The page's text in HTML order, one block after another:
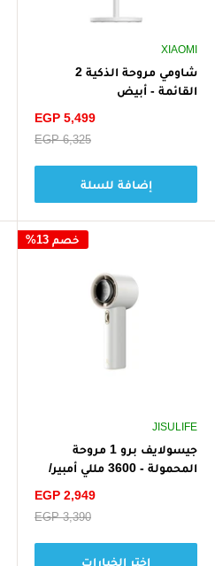
XIAOMI
شاومي مروحة الذكية 2
القائمة - أبيض
سعر
EGP 5,499
سعر
EGP 6,325
إضافة للسلة
خصم 13%
JISULIFE
جيسولايف برو 1 مروحة
المحمولة - 3600 مللي أمبير/
سعر
EGP 2,949
سعر
EGP 3,390
اختر الخيارات